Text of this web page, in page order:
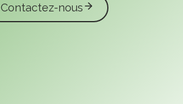
Contactez-nous